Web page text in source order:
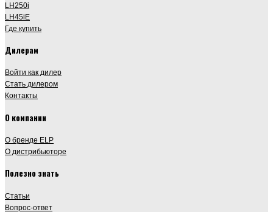
LH250i
LH45iE
Где купить
Дилерам
Войти как дилер
Стать дилером
Контакты
О компании
О бренде ELP
О дистрибьюторе
Полезно знать
Статьи
Вопрос-ответ